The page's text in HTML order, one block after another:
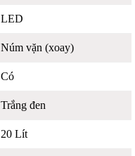
LED
Núm vặn (xoay)
Có
Trắng đen
20 Lít